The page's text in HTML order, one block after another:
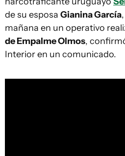
de su esposa Gianina García
mañana en un operativo
de Empalme Olmos,
Interior en un comunicado.